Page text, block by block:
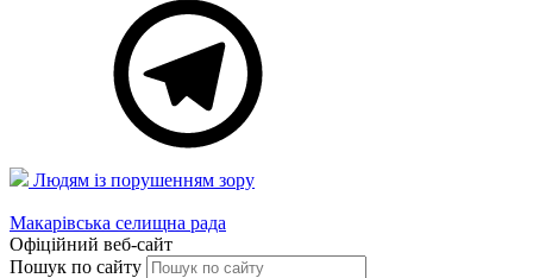
Людям із порушенням зору
Макарівська селищна рада
Офіційний веб-сайт
Пошук по сайту